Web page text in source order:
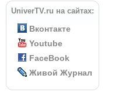
UniverTV.ru на сайтах:
Вконтакте
Youtube
FaceBook
Живой Журнал